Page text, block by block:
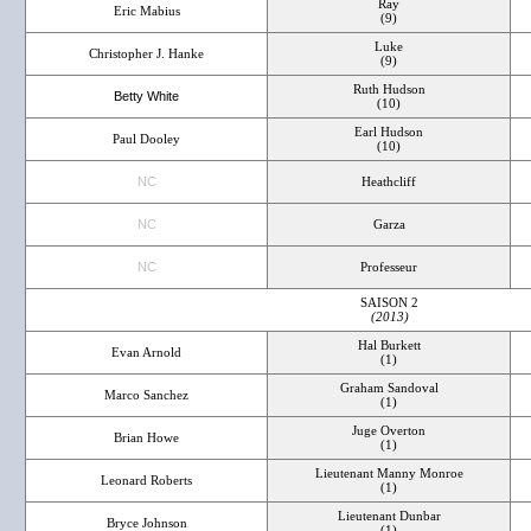
Eric Mabius
Ray
(9)
Christopher J. Hanke
Luke
(9)
Betty White
Ruth Hudson
(10)
Paul Dooley
Earl Hudson
(10)
NC Heathcliff
NC Garza
NC Professeur
SAISON 2
(2013)
Evan Arnold
Hal Burkett
(1)
Marco Sanchez
Graham Sandoval
(1)
Brian Howe
Juge Overton
(1)
Leonard Roberts
Lieutenant Manny Monroe
(1)
Bryce Johnson
Lieutenant Dunbar